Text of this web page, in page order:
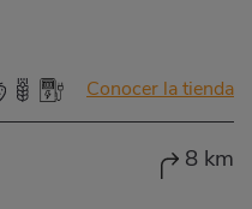
Conocer la tienda
8 km